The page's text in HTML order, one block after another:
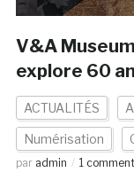
V&A
explore 60
ACTUALITÉS
Numérisation
par admin 1